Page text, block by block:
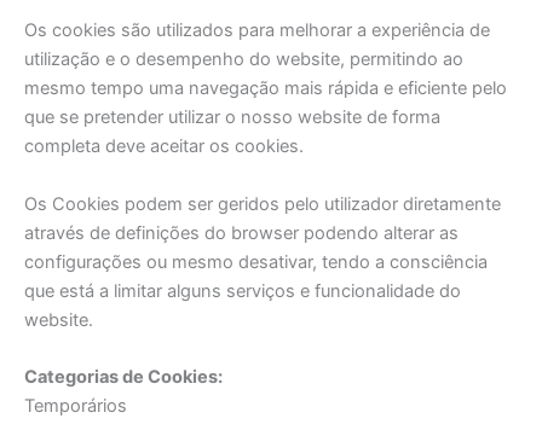
Os cookies são utilizados para melhorar a experiência de
utilização e o desempenho do website, permitindo ao
mesmo tempo uma navegação mais rápida e eficiente pelo
que se pretender utilizar o nosso website de forma
completa deve aceitar os cookies.
Os Cookies podem ser geridos pelo utilizador diretamente
através de definições do browser podendo alterar as
configurações ou mesmo desativar, tendo a consciência
que está a limitar alguns serviços e funcionalidade do
website.
Categorias de Cookies:
Temporários